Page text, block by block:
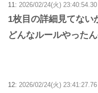
11: 2026/02/24(火)
1枚目の詳細見てない
どんなルールやった
12: 2026/02/24(火)